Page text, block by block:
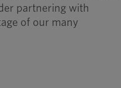
partnering with
of our many